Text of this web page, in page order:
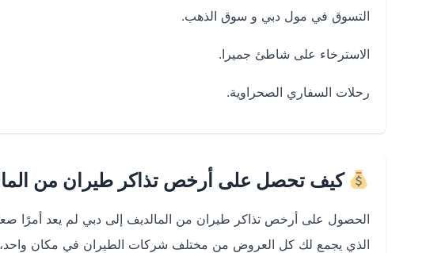
التسوق في مول دبي و سوق الذهب.
الاسترخاء على شاطئ جميرا.
رحلات السفاري الصحراوية.
كيف تحصل على أرخص تذاكر طيران من
الحصول على أرخص تذاكر طيران من المالديف إلى دبي لم يعد أمرًا
الذي يجمع لك كل العروض من مختلف شركات الطيران في مكان واحد،